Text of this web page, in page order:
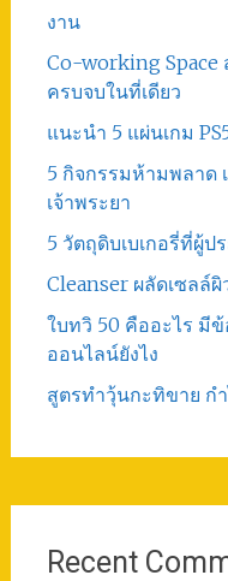
งาน
Co-working
ครบจบในที่เดียว
แนะนำ 5 แผ่นเกม
5 กิจกรรมห้ามพลาด
เจ้าพระยา
5 วัตถุดิบเบเกอรี่ที่ผู้
Cleanser ผลัดเซลล์
ใบทวิ 50 คืออะไร มี
ออนไลน์ยังไง
สูตรทําวุ้นกะทิขาย ก
Recent